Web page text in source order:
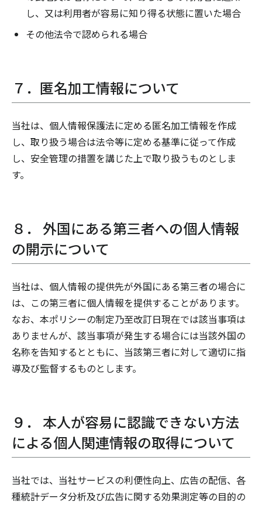
し、又は利用者が容易に知り得る状態に置いた場合
その他法令で認められる場合
７．匿名加工情報について
当社は、個人情報保護法に定める匿名加工情報を作成
し、取り扱う場合は法令等に定める基準に従って作成
し、安全管理の措置を講じた上で取り扱うものとしま
す。
８． 外国にある第三者への個人情報
の開示について
当社は、個人情報の提供先が外国にある第三者の場合に
は、この第三者に個人情報を提供することがあります。
なお、本ポリシーの制定乃至改訂日現在では該当事項は
ありませんが、該当事項が発生する場合には当該外国の
名称を告知するとともに、当該第三者に対して適切に指
導及び監督するものとします。
９． 本人が容易に認識できない方法
による個人関連情報の取得について
当社では、当社サービスの利便性向上、広告の配信、各
種統計データ分析及び広告に関する効果測定等の目的の